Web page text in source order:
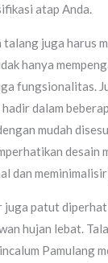
atap Anda.
talang juga harus
hanya
fungsionalitas.
dalam
mudah
desain
dan
juga patut
hujan lebat.
Pamulang